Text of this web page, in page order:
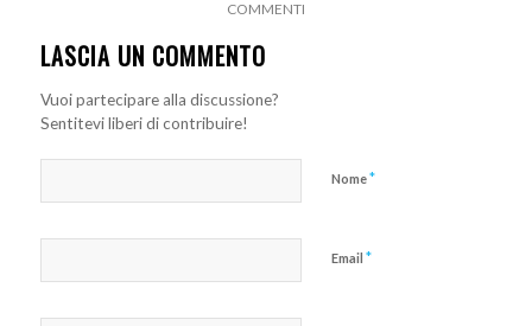
COMMENTI
LASCIA UN COMMENTO
Vuoi partecipare alla discussione?
Sentitevi liberi di contribuire!
Nome*
Email *